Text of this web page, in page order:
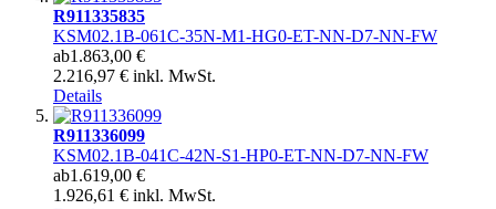
R911335835
KSM02.1B-061C-35N-M1-HG0-ET-NN-D7-NN-FW
ab1.863,00 €
2.216,97 € inkl. MwSt.
Details
R911336099
KSM02.1B-041C-42N-S1-HP0-ET-NN-D7-NN-FW
ab1.619,00 €
1.926,61 € inkl. MwSt.